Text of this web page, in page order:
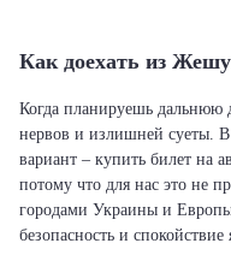
Как доехать из
Когда планируешь дальнюю
нервов и излишней суеты. В
вариант – купить билет на
потому что для нас это не
городами Украины и
безопасность и